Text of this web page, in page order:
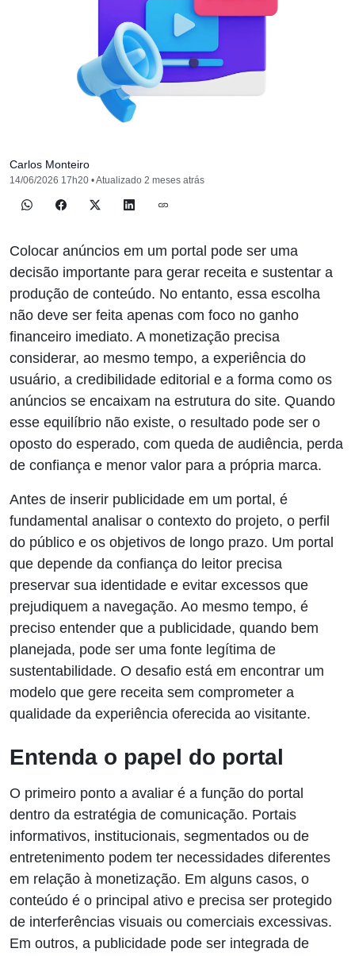
Carlos Monteiro
14/06/2026 17h20 • Atualizado 2 meses atrás
Colocar anúncios em um portal pode ser uma
decisão importante para gerar receita e sustentar a
produção de conteúdo. No entanto, essa escolha
não deve ser feita apenas com foco no ganho
financeiro imediato. A monetização precisa
considerar, ao mesmo tempo, a experiência do
usuário, a credibilidade editorial e a forma como os
anúncios se encaixam na estrutura do site. Quando
esse equilíbrio não existe, o resultado pode ser o
oposto do esperado, com queda de audiência, perda
de confiança e menor valor para a própria marca.
Antes de inserir publicidade em um portal, é
fundamental analisar o contexto do projeto, o perfil
do público e os objetivos de longo prazo. Um portal
que depende da confiança do leitor precisa
preservar sua identidade e evitar excessos que
prejudiquem a navegação. Ao mesmo tempo, é
preciso entender que a publicidade, quando bem
planejada, pode ser uma fonte legítima de
sustentabilidade. O desafio está em encontrar um
modelo que gere receita sem comprometer a
qualidade da experiência oferecida ao visitante.
Entenda o papel do portal
O primeiro ponto a avaliar é a função do portal
dentro da estratégia de comunicação. Portais
informativos, institucionais, segmentados ou de
entretenimento podem ter necessidades diferentes
em relação à monetização. Em alguns casos, o
conteúdo é o principal ativo e precisa ser protegido
de interferências visuais ou comerciais excessivas.
Em outros, a publicidade pode ser integrada de